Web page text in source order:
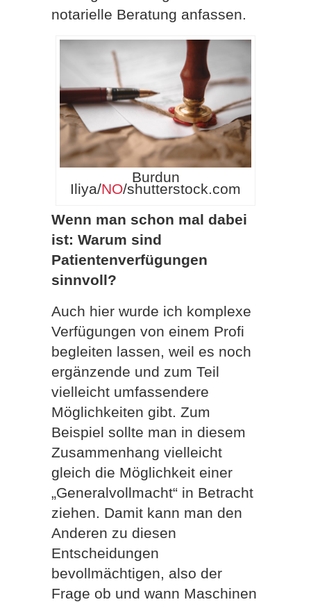
notarielle Beratung anfassen.
Burdun
Iliya/NO/shutterstock.com
Wenn man schon mal dabei
ist: Warum sind
Patientenverfügungen
sinnvoll?
Auch hier wurde ich komplexe
Verfügungen von einem Profi
begleiten lassen, weil es noch
ergänzende und zum Teil
vielleicht umfassendere
Möglichkeiten gibt. Zum
Beispiel sollte man in diesem
Zusammenhang vielleicht
gleich die Möglichkeit einer
„Generalvollmacht“ in Betracht
ziehen. Damit kann man den
Anderen zu diesen
Entscheidungen
bevollmächtigen, also der
Frage ob und wann Maschinen